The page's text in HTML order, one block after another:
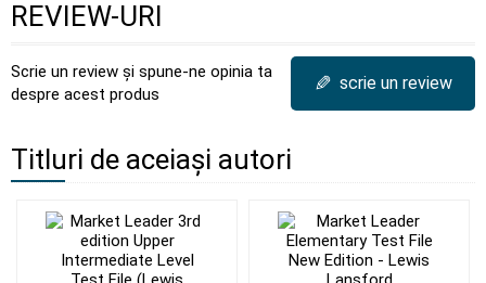
REVIEW-URI
Scrie un review și spune-ne opinia ta
despre acest produs
✎ scrie un review
Titluri de aceiași autori